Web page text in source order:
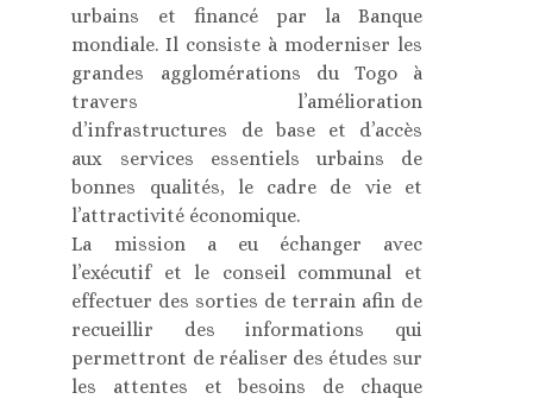
urbains et financé par la Banque
mondiale. Il consiste à moderniser les
grandes agglomérations du Togo à
travers l’amélioration
d’infrastructures de base et d’accès
aux services essentiels urbains de
bonnes qualités, le cadre de vie et
l’attractivité économique.
La mission a eu échanger avec
l’exécutif et le conseil communal et
effectuer des sorties de terrain afin de
recueillir des informations qui
permettront de réaliser des études sur
les attentes et besoins de chaque